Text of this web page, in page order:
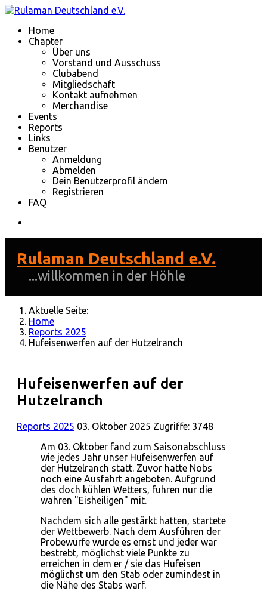
Home
Chapter
Über uns
Vorstand und Ausschuss
Clubabend
Mitgliedschaft
Kontakt aufnehmen
Merchandise
Events
Reports
Links
Benutzer
Anmeldung
Abmelden
Dein Benutzerprofil ändern
Registrieren
FAQ
Rulaman Deutschland e.V.
...willkommen in der Höhle
Aktuelle Seite:
Home
Reports 2025
Hufeisenwerfen auf der Hutzelranch
Hufeisenwerfen auf der
Hutzelranch
Reports 2025 03. Oktober 2025 Zugriffe: 3748
Am 03. Oktober fand zum Saisonabschluss
wie jedes Jahr unser Hufeisenwerfen auf
der Hutzelranch statt. Zuvor hatte Nobs
noch eine Ausfahrt angeboten. Aufgrund
des doch kühlen Wetters, fuhren nur die
wahren "Eisheiligen" mit.
Nachdem sich alle gestärkt hatten, startete
der Wettbewerb. Nach dem Ausführen der
Probewürfe wurde es ernst und jeder war
bestrebt, möglichst viele Punkte zu
erreichen in dem er / sie das Hufeisen
möglichst um den Stab oder zumindest in
die Nähe des Stabs warf.